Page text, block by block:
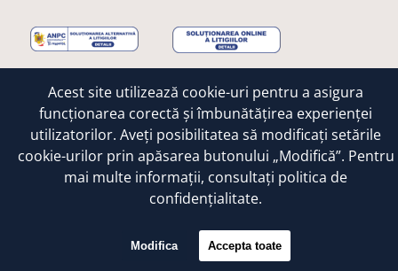
a
e
s
t
o
a
s
t
e
c
a
i
s
a
p
p
l
o
o
g
l
Acest site utilizează cookie-uri pentru a asigura
funcționarea corectă și îmbunătățirea experienței
utilizatorilor. Aveți posibilitatea să modificați setările
cookie-urilor prin apăsarea butonului „Modifică”. Pentru
mai multe informații, consultați politica de
confidențialitate.
Modifica Accepta toate